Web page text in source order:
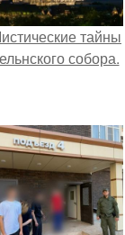
тайны
собора.